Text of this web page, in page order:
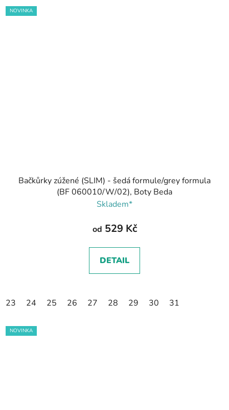
NOVINKA
Bačkůrky zúžené (SLIM) - šedá formule/grey formula
(BF 060010/W/02), Boty Beda
Skladem*
od 529 Kč
DETAIL
23 24 25 26 27 28 29 30 31
NOVINKA